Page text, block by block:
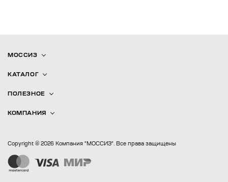
МОССИЗ
КАТАЛОГ
ПОЛЕЗНОЕ
КОМПАНИЯ
Copyright © 2026 Компания "МОССИЗ". Все права защищены